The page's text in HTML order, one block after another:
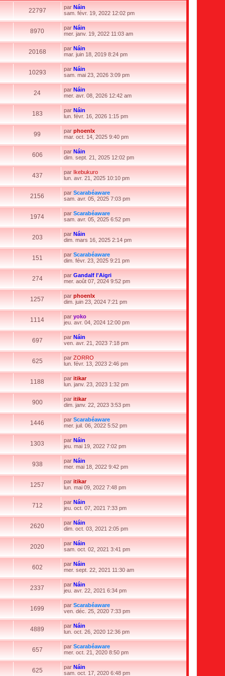
r
i
e
m
s
a
g
d
e
r
i
e
m
s
a
g
22797 par Náin
V
l
e
e
i
e
r
e
s
a
g
e
sam. févr. 19, 2022 12:02 pm
8970 par Náin
V
o
e
e
e
r
e
s
s
g
e
mer. janv. 19, 2022 11:03 am
20168 par Náin
V
l
e
e
r
m
e
s
a
e
mar. juin 18, 2019 8:24 pm
10293 par Náin
V
o
l
e
e
i
e
r
e
s
s
a
e
sam. mai 23, 2026 3:09 pm
24 par Náin
V
o
l
e
d
i
e
r
m
e
s
s
a
g
e
mer. avr. 08, 2026 12:42 am
183 par Náin
V
o
r
l
e
e
i
e
r
m
e
s
s
a
g
e
lun. févr. 16, 2026 1:15 pm
99 par phoenlx
V
l
e
e
i
e
r
m
e
s
a
e
mar. oct. 14, 2025 9:40 pm
606 par Náin
V
r
e
d
e
n
i
e
r
e
s
s
a
g
e
dim. sept. 21, 2025 12:02 pm
437 par Ikebukuro
V
r
l
e
d
e
i
e
r
m
e
s
s
a
e
lun. avr. 21, 2025 10:10 pm
2156 par Scarabéaware
V
l
e
e
i
e
r
e
s
a
g
e
sam. avr. 05, 2025 7:03 pm
1974 par Scarabéaware
V
l
e
e
i
e
r
e
s
a
e
sam. avr. 05, 2025 6:52 pm
203 par Náin
V
i
r
l
e
d
e
i
e
r
e
s
g
e
dim. mars 16, 2025 2:14 pm
151 par Scarabéaware
V
l
e
e
i
e
r
e
s
a
e
dim. févr. 23, 2025 9:21 pm
274 par Gandalf l'Aigri
V
e
e
i
e
r
e
s
a
g
e
mer. août 07, 2024 9:52 pm
1257 par phoenlx
V
l
e
e
i
e
r
e
s
a
e
dim. juin 23, 2024 7:21 pm
1114 par yoko
V
e
e
e
r
e
s
s
a
e
jeu. avr. 04, 2024 12:00 pm
697 par Náin
V
o
r
l
e
i
e
r
m
e
s
a
e
ven. avr. 21, 2023 7:18 pm
625 par ZORRO
V
l
e
e
i
e
r
e
s
a
e
lun. févr. 13, 2023 2:46 pm
1188 par itikar
V
l
e
d
e
i
e
r
e
s
a
e
lun. janv. 23, 2023 1:32 pm
900 par itikar
V
o
i
r
l
e
e
e
r
e
s
a
e
dim. janv. 22, 2023 3:53 pm
1446 par Scarabéaware
V
o
e
e
e
r
e
s
a
e
mer. juil. 06, 2022 5:52 pm
1303 par Náin
V
l
e
e
e
r
e
s
a
g
e
jeu. mai 19, 2022 7:02 pm
938 par Náin
V
o
l
e
e
e
r
e
s
a
e
mer. mai 18, 2022 9:42 pm
1257 par itikar
V
l
e
e
i
e
r
e
s
a
e
lun. mai 09, 2022 7:48 pm
712 par Náin
V
l
e
e
i
e
r
e
s
s
a
g
e
jeu. oct. 07, 2021 7:33 pm
2620 par Náin
V
o
l
e
e
e
r
m
e
s
a
e
dim. oct. 03, 2021 2:05 pm
2020 par Náin
V
o
l
e
e
n
i
e
r
e
s
s
g
e
sam. oct. 02, 2021 3:41 pm
602 par Náin
V
e
d
e
e
r
m
e
s
a
mer. sept. 22, 2021 11:30 am
2337 par Náin
V
i
r
l
e
e
n
i
e
r
e
jeu. avr. 22, 2021 6:34 pm
1699 par Scarabéaware
V
l
e
e
i
ven. déc. 25, 2020 7:33 pm
4889 par Náin
V
i
r
l
e
e
lun. oct. 26, 2020 12:36 pm
657 par Scarabéaware
V
mer. oct. 21, 2020 8:50 pm
625 par Náin
V
sam. oct. 17, 2020 6:48 pm